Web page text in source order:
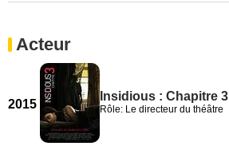
Acteur
2015
Insidious : Chapitre 3
Rôle: Le directeur du théâtre